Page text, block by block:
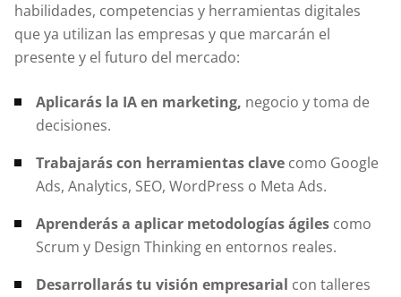
habilidades, competencias y herramientas digitales
que ya utilizan las empresas y que marcarán el
presente y el futuro del mercado:
Aplicarás la IA en marketing, negocio y toma de
decisiones.
Trabajarás con herramientas clave como Google
Ads, Analytics, SEO, WordPress o Meta Ads.
Aprenderás a aplicar metodologías ágiles como
Scrum y Design Thinking en entornos reales.
Desarrollarás tu visión empresarial con talleres